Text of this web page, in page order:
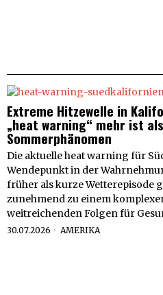
Extreme Hitzewelle in
„heat warning“ mehr ist
Sommerphänomen
Die aktuelle heat warning für
Wendepunkt in der
früher als kurze Wetterepisode
zunehmend zu einem
weitreichenden Folgen für
30.07.2026 AMERIKA